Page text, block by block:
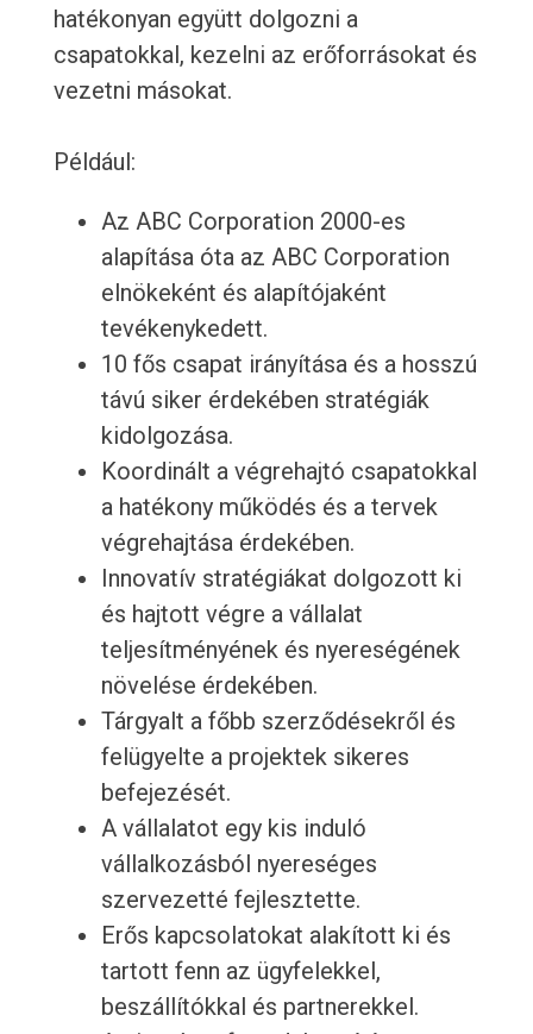
hatékonyan együtt dolgozni a
csapatokkal, kezelni az erőforrásokat és
vezetni másokat.
Például:
Az ABC Corporation 2000-es
alapítása óta az ABC Corporation
elnökeként és alapítójaként
tevékenykedett.
10 fős csapat irányítása és a hosszú
távú siker érdekében stratégiák
kidolgozása.
Koordinált a végrehajtó csapatokkal
a hatékony működés és a tervek
végrehajtása érdekében.
Innovatív stratégiákat dolgozott ki
és hajtott végre a vállalat
teljesítményének és nyereségének
növelése érdekében.
Tárgyalt a főbb szerződésekről és
felügyelte a projektek sikeres
befejezését.
A vállalatot egy kis induló
vállalkozásból nyereséges
szervezetté fejlesztette.
Erős kapcsolatokat alakított ki és
tartott fenn az ügyfelekkel,
beszállítókkal és partnerekkel.